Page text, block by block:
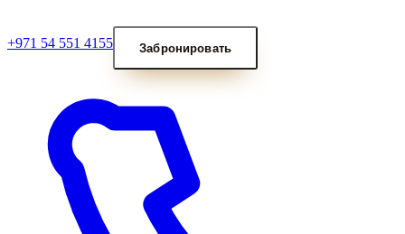
+971 54 551 4155 Забронировать